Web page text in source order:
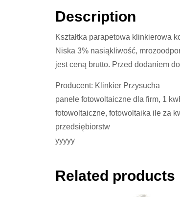
Description
Kształtka parapetowa
Niska 3% nasiąkliwość,
jest ceną brutto. Przed dodaniem
Producent: Klinkier Przysucha
panele fotowoltaiczne dla firm, 1
fotowoltaiczne, fotowoltaika ile za
przedsiębiorstw
yyyyy
Related products